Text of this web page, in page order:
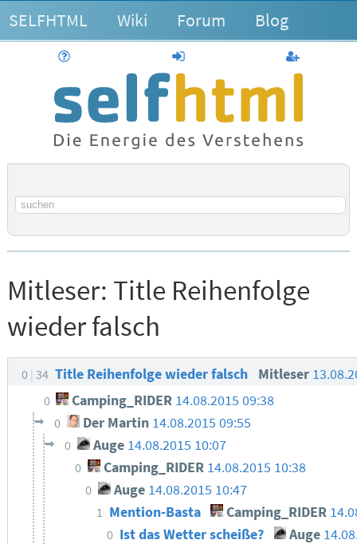
SELFHTML Wiki Forum Blog
anmelden
Suchbegriff
Mitleser: Title Reihenfolge
wieder falsch
0 34 Title Reihenfolge wieder falsch Mitleser
0 Camping_RIDER 14.08.2015 09:38
0 Der Martin 14.08.2015 09:55
0 Auge 14.08.2015 10:07
0 Camping_RIDER 14.08.2015 10:38
0 Auge 14.08.2015 10:47
1 Mention-Basta Camping_RIDER
0 Ist das Wetter scheiße? Auge